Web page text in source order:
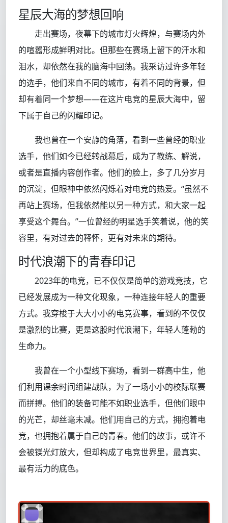
星辰大海的梦想回响
走出赛场，夜幕下的城市灯火辉煌，与赛场内外
的喧嚣形成鲜明对比。但那些在赛场上留下的汗水和
泪水，却依然在我的脑海中回荡。我采访过许多年轻
的选手，他们来自不同的城市，有着不同的背景，但
却有着同一个梦想——在这片电竞的星辰大海中，留
下属于自己的闪耀印记。
我也曾在一个安静的角落，看到一些曾经的职业
选手，他们如今已经转战幕后，成为了教练、解说，
或者是直播内容创作者。他们的脸上，多了几分岁月
的沉淀，但眼神中依然闪烁着对电竞的热爱。“虽然不
再站上赛场，但我依然能以另一种方式，和大家一起
享受这个舞台。”一位曾经的明星选手笑着说，他的笑
容里，有对过去的释怀，更有对未来的期待。
时代浪潮下的青春印记
2023年的电竞，已不仅仅是简单的游戏竞技，它
已经发展成为一种文化现象，一种连接年轻人的重要
方式。我穿梭于大大小小的电竞赛事，看到的不仅仅
是激烈的比赛，更是这股时代浪潮下，年轻人蓬勃的
生命力。
我曾在一个小型线下赛场，看到一群高中生，他
们利用课余时间组建战队，为了一场小小的校际联赛
而拼搏。他们的装备可能不如职业选手，但他们眼中
的光芒，却丝毫未减。他们用自己的方式，拥抱着电
竞，也拥抱着属于自己的青春。他们的故事，或许不
会被镁光灯放大，但却构成了电竞世界里，最真实、
最有活力的底色。